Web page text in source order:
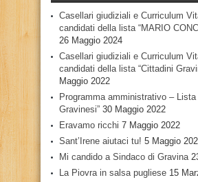
Casellari giudiziali e Curriculum
candidati della lista “MARIO
26 Maggio 2024
Casellari giudiziali e Curriculum
candidati della lista “Cittadini
Maggio 2022
Programma amministrativo – Lista
Gravinesi” 30 Maggio 2022
Eravamo ricchi 7 Maggio 2022
Sant’Irene aiutaci tu! 5 Maggio
Mi candido a Sindaco di Gravina
La Piovra in salsa pugliese 15